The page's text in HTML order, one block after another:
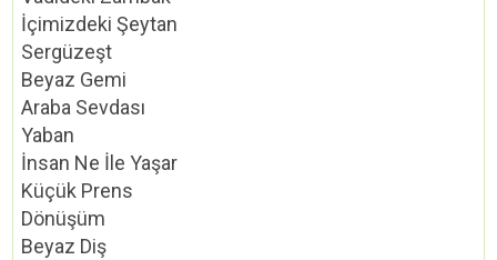
İçimizdeki Şeytan
Sergüzeşt
Beyaz Gemi
Araba Sevdası
Yaban
İnsan Ne İle Yaşar
Küçük Prens
Dönüşüm
Beyaz Diş